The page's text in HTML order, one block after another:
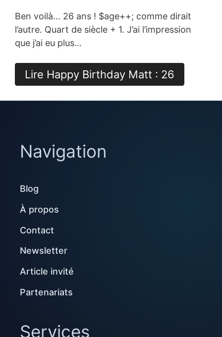
Ben voilà… 26 ans ! $age++; comme dirait
l’autre. Quart de siècle + 1. J’ai l’impression
que j’ai eu plus…
Lire Happy Birthday Matt : 26
Navigation
Blog
À propos
Contact
Newsletter
Article invité
Partenariats
Services